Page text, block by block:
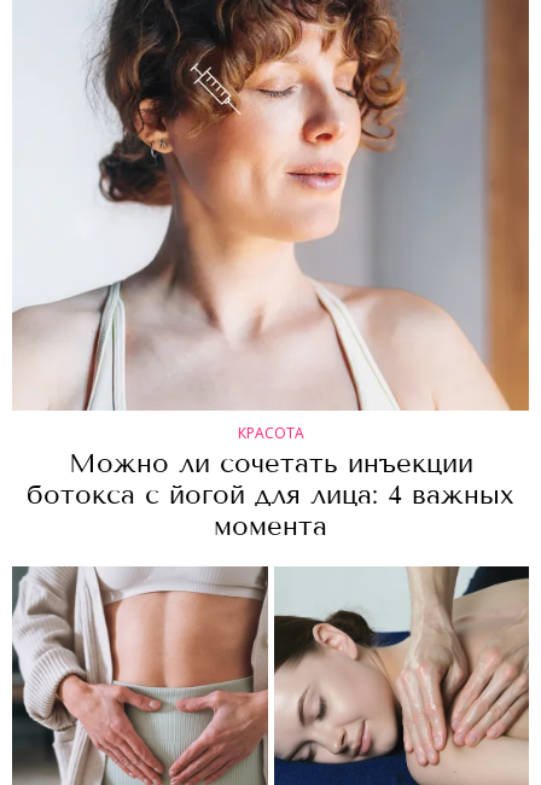
КРАСОТА
Можно ли сочетать инъекции
ботокса с йогой для лица: 4 важных
момента